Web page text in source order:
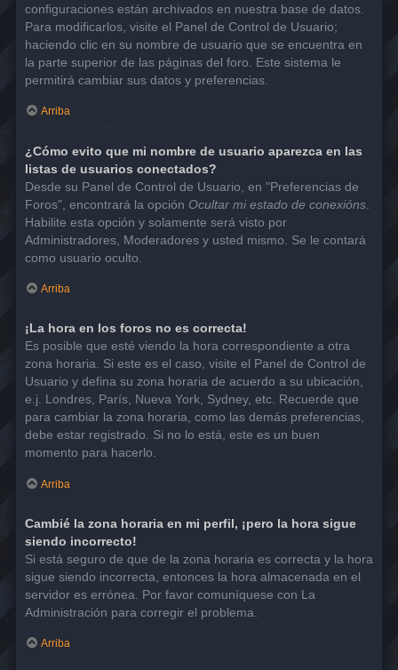
configuraciones están archivados en nuestra base de datos.
Para modificarlos, visite el Panel de Control de Usuario;
haciendo clic en su nombre de usuario que se encuentra en
la parte superior de las páginas del foro. Este sistema le
permitirá cambiar sus datos y preferencias.
Arriba
¿Cómo evito que mi nombre de usuario aparezca en las
listas de usuarios conectados?
Desde su Panel de Control de Usuario, en "Preferencias de
Foros", encontrará la opción Ocultar mi estado de conexións
Habilite esta opción y solamente será visto por
Administradores, Moderadores y usted mismo. Se le contará
como usuario oculto.
Arriba
¡La hora en los foros no es correcta!
Es posible que esté viendo la hora correspondiente a otra
zona horaria. Si este es el caso, visite el Panel de Control de
Usuario y defina su zona horaria de acuerdo a su ubicación,
e.j. Londres, París, Nueva York, Sydney, etc. Recuerde que
para cambiar la zona horaria, como las demás preferencias,
debe estar registrado. Si no lo está, este es un buen
momento para hacerlo.
Arriba
Cambié la zona horaria en mi perfil, ¡pero la hora sigue
siendo incorrecto!
Si está seguro de que de la zona horaria es correcta y la hora
sigue siendo incorrecta, entonces la hora almacenada en el
servidor es errónea. Por favor comuníquese con La
Administración para corregir el problema.
Arriba